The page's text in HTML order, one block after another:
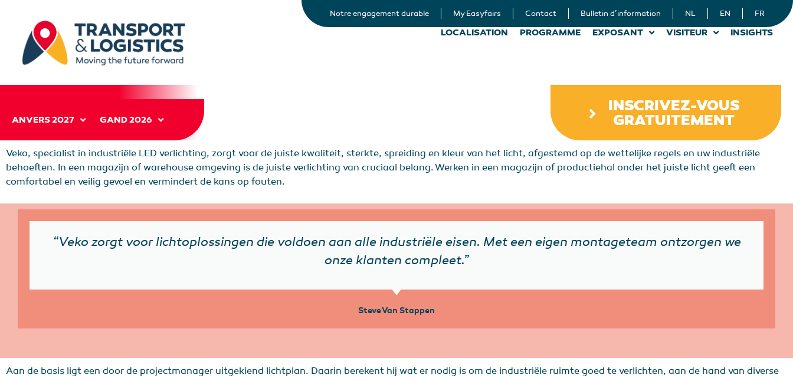
Notre engagement durable My Easyfairs Contact Bulletin d’information NL EN FR
LOCALISATION PROGRAMME EXPOSANT VISITEUR INSIGHTS
ANVERS 2027 GAND 2026
INSCRIVEZ-VOUS
GRATUITEMENT
Veko, specialist in industriële LED verlichting, zorgt voor de juiste kwaliteit, sterkte, spreiding en kleur van het licht, afgestemd op de wettelijke regels en uw industriële
behoeften. In een magazijn of warehouse omgeving is de juiste verlichting van cruciaal belang. Werken in een magazijn of productiehal onder het juiste licht geeft een
comfortabel en veilig gevoel en vermindert de kans op fouten.
“Veko zorgt voor lichtoplossingen die voldoen aan alle industriële eisen. Met een eigen montageteam ontzorgen we
onze klanten compleet.”
Steve Van Stappen
Aan de basis ligt een door de projectmanager uitgekiend lichtplan. Daarin berekent hij wat er nodig is om de industriële ruimte goed te verlichten, aan de hand van diverse